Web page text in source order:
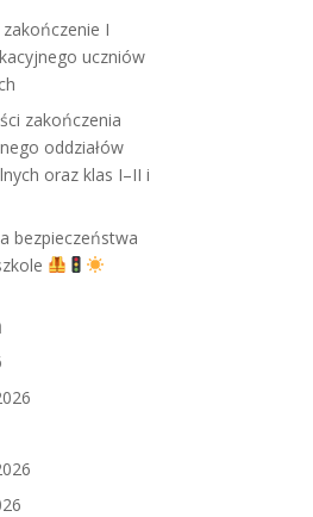
I
uczniów
zakończenia
oddziałów
oraz klas I–II i
bezpieczeństwa